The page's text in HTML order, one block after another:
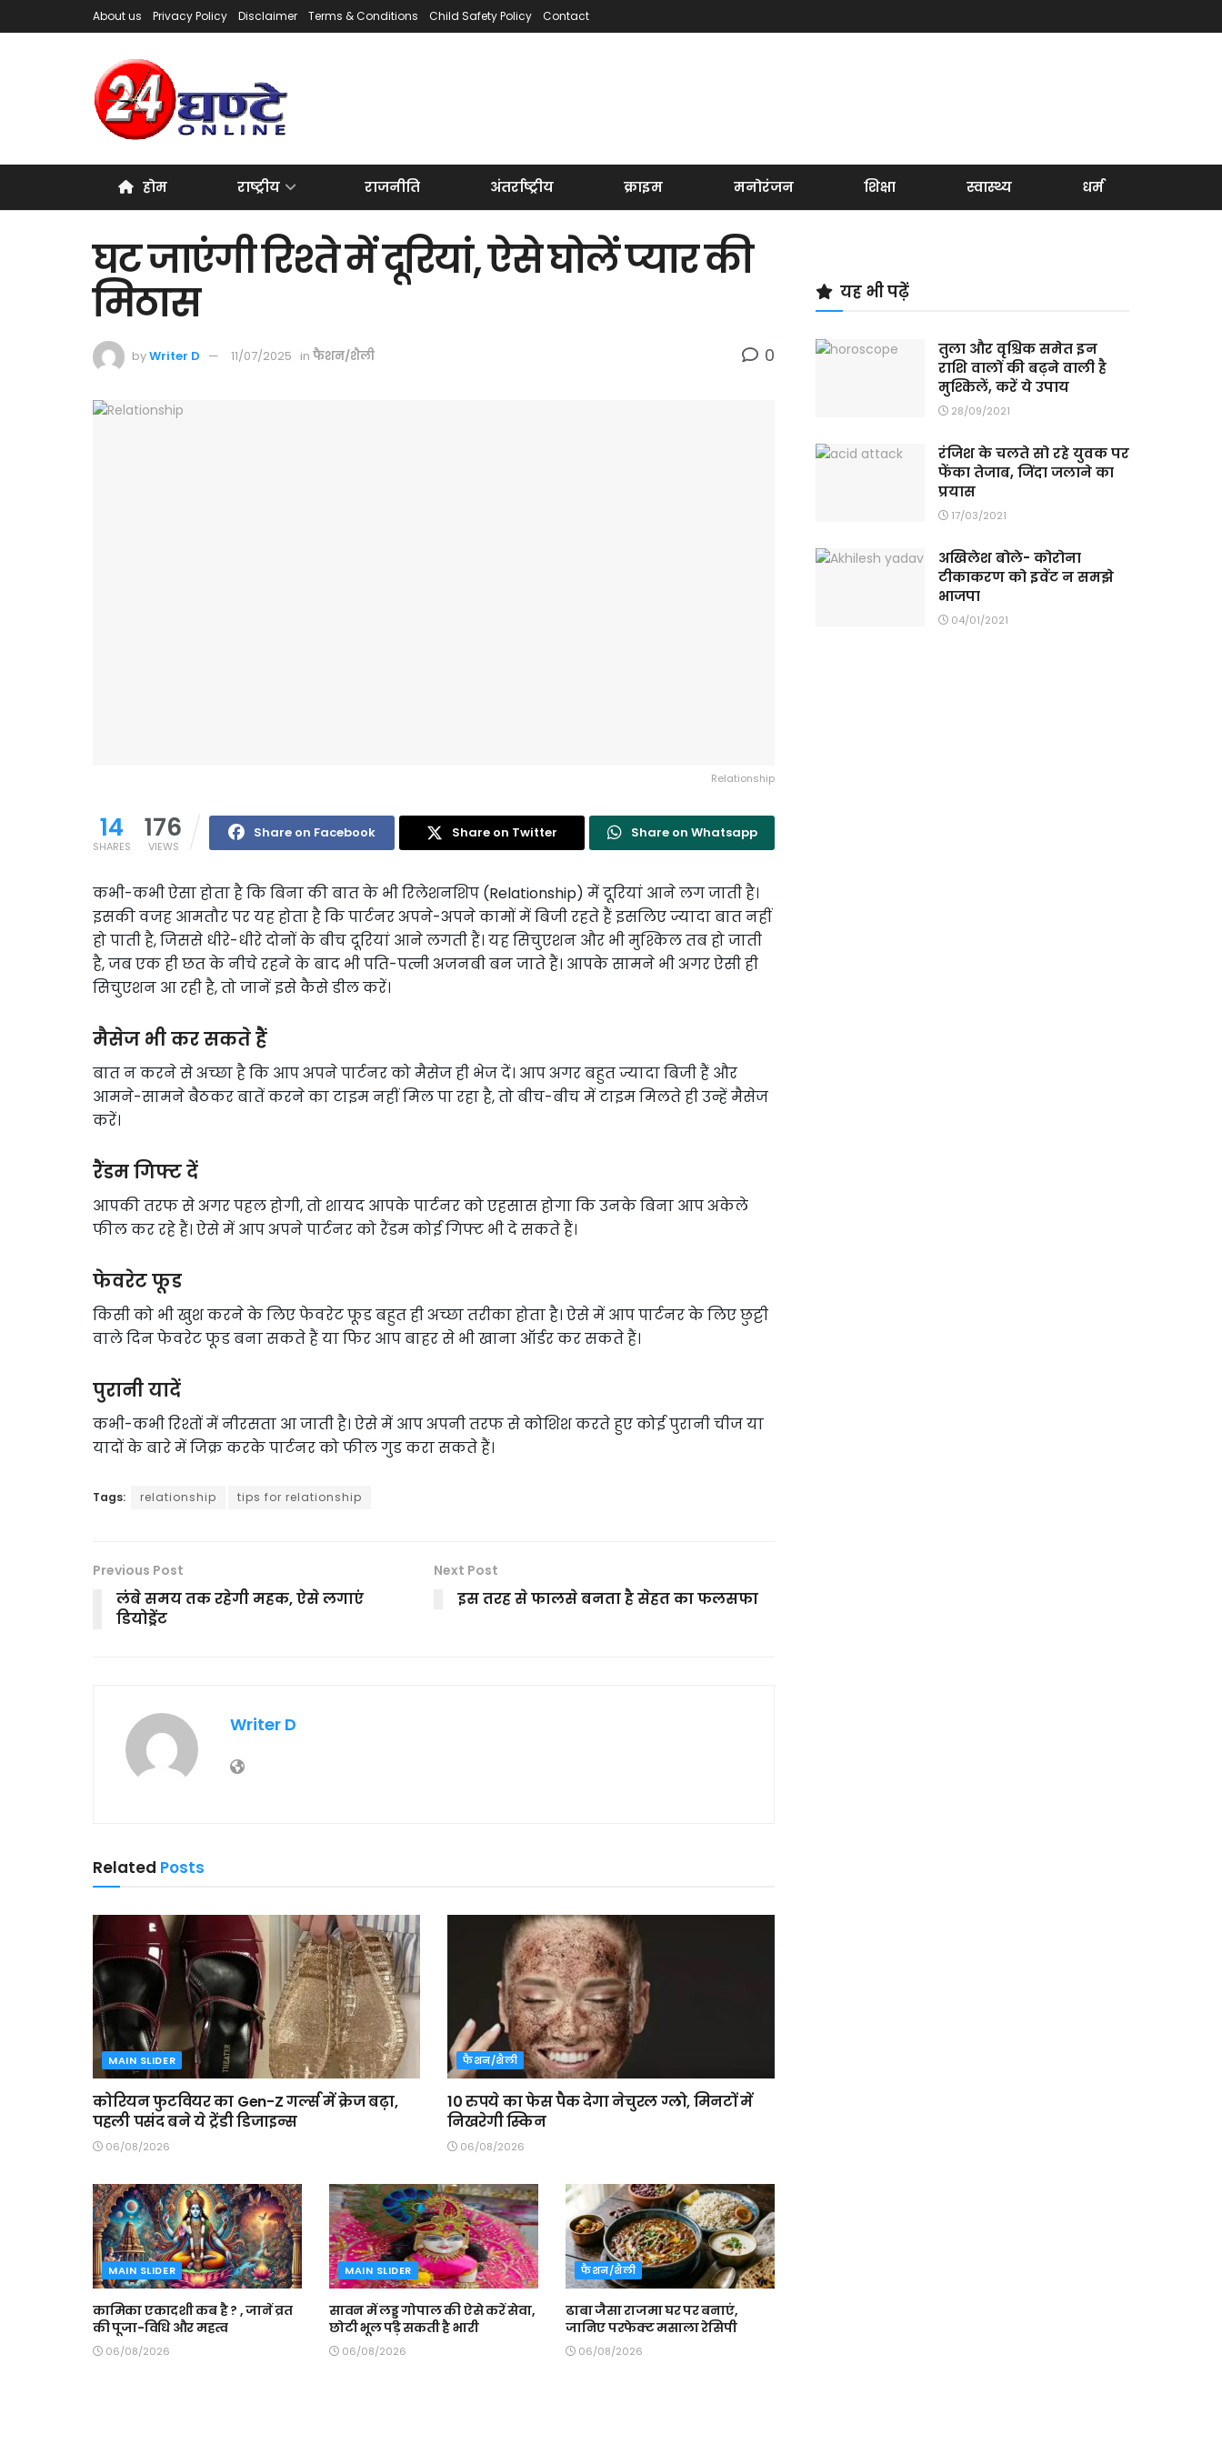
About us Privacy Policy Disclaimer Terms & Conditions Child Safety Policy Contact
होम राष्ट्रीय राजनीति अंतर्राष्ट्रीय क्राइम मनोरंजन शिक्षा स्वास्थ्य धर्म
घट जाएंगी रिश्ते में दूरियां, ऐसे घोलें प्यार की
मिठास
byWriter D 11/07/2025 in फैशन/शैली 0
Relationship
14
SHARES
176
VIEWS
Share on Facebook Share on Twitter Share on Whatsapp
कभी-कभी ऐसा होता है कि बिना की बात के भी रिलेशनशिप (Relationship) में दूरियां आने लग जाती है।
इसकी वजह आमतौर पर यह होता है कि पार्टनर अपने-अपने कामों में बिजी रहते हैं इसलिए ज्यादा बात नहीं
हो पाती है, जिससे धीरे-धीरे दोनों के बीच दूरियां आने लगती हैं। यह सिचुएशन और भी मुश्किल तब हो जाती
है, जब एक ही छत के नीचे रहने के बाद भी पति-पत्नी अजनबी बन जाते हैं। आपके सामने भी अगर ऐसी ही
सिचुएशन आ रही है, तो जानें इसे कैसे डील करें।
मैसेज भी कर सकते हैं
बात न करने से अच्छा है कि आप अपने पार्टनर को मैसेज ही भेज दें। आप अगर बहुत ज्यादा बिजी हैं और
आमने-सामने बैठकर बातें करने का टाइम नहीं मिल पा रहा है, तो बीच-बीच में टाइम मिलते ही उन्हें मैसेज
करें।
रैंडम गिफ्ट दें
आपकी तरफ से अगर पहल होगी, तो शायद आपके पार्टनर को एहसास होगा कि उनके बिना आप अकेले
फील कर रहे हैं। ऐसे में आप अपने पार्टनर को रैंडम कोई गिफ्ट भी दे सकते हैं।
फेवरेट फूड
किसी को भी खुश करने के लिए फेवरेट फूड बहुत ही अच्छा तरीका होता है। ऐसे में आप पार्टनर के लिए छुट्टी
वाले दिन फेवरेट फूड बना सकते हैं या फिर आप बाहर से भी खाना ऑर्डर कर सकते हैं।
पुरानी यादें
कभी-कभी रिश्तों में नीरसता आ जाती है। ऐसे में आप अपनी तरफ से कोशिश करते हुए कोई पुरानी चीज या
यादों के बारे में जिक्र करके पार्टनर को फील गुड करा सकते हैं।
Tags: relationship tips for relationship
Previous Post
लंबे समय तक रहेगी महक, ऐसे लगाएं
डियोड्रेंट
Next Post
इस तरह से फालसे बनता है सेहत का फलसफा
Writer D
Related Posts
MAIN SLIDER
कोरियन फुटवियर का Gen-Z गर्ल्स में क्रेज बढ़ा,
पहली पसंद बने ये ट्रेंडी डिजाइन्स
06/08/2026
फैशन/शैली
10 रुपये का फेस पैक देगा नेचुरल ग्लो, मिनटों में
निखरेगी स्किन
06/08/2026
MAIN SLIDER
कामिका एकादशी कब है ? , जानें व्रत
की पूजा-विधि और महत्व
06/08/2026
MAIN SLIDER
सावन में लड्डू गोपाल की ऐसे करें सेवा,
छोटी भूल पड़ सकती है भारी
06/08/2026
फैशन/शैली
ढाबा जैसा राजमा घर पर बनाएं,
जानिए परफेक्ट मसाला रेसिपी
06/08/2026
यह भी पढ़ें
तुला और वृश्चिक समेत इन
राशि वालों की बढ़ने वाली है
मुश्किलें, करें ये उपाय
28/09/2021
रंजिश के चलते सो रहे युवक पर
फेंका तेजाब, जिंदा जलाने का
प्रयास
17/03/2021
अखिलेश बोले- कोरोना
टीकाकरण को इवेंट न समझे
भाजपा
04/01/2021